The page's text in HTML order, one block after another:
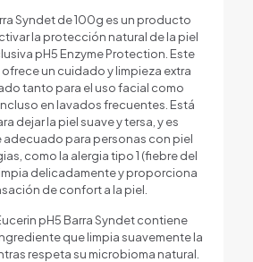
Syndet de 100g es un producto
la protección natural de la piel
pH5 Enzyme Protection. Este
un cuidado y limpieza extra
tanto para el uso facial como
en lavados frecuentes. Está
dejar la piel suave y tersa, y es
adecuado para personas con piel
como la alergia tipo 1 (fiebre del
delicadamente y proporciona
de confort a la piel.
pH5 Barra Syndet contiene
que limpia suavemente la
respeta su microbioma natural.